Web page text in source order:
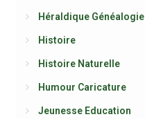
Héraldique Généalogie
Histoire
Histoire Naturelle
Humour Caricature
Jeunesse Education